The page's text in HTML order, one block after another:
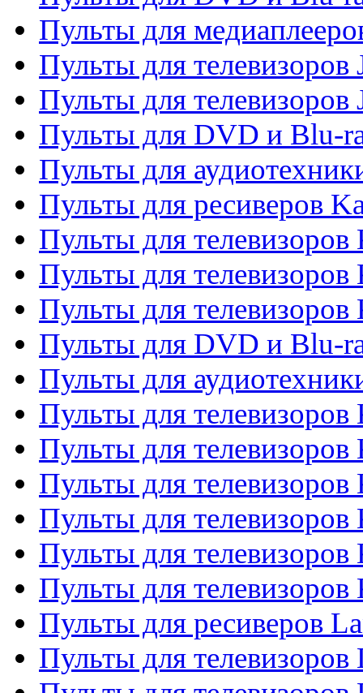
Пульты для
Пульты для телевизоров
Пульты для телевизоров
Пульты для DVD и Blu-
Пульты для
Пульты для ресиверов
Пульты для телевизоров
Пульты для телевизоров
Пульты для телевизоров
Пульты для DVD и Blu-
Пульты для
Пульты для
Пульты для телевизоров
Пульты для телевизоров
Пульты для телевизоров
Пульты для
Пульты для
Пульты для ресиверов
Пульты для телевизоров